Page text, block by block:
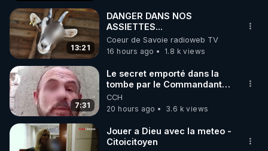
13:21
DANGER DANS NOS
ASSIETTES...
Coeur de Savoie radioweb TV
16 hours ago
1.8 k views
7:31
Le secret emporté dans la
tombe par le Commandant
Cousteau le 25 juin 1997
CCH
20 hours ago
3.6 k views
Jouer a Dieu avec la meteo -
Citoicitoyen